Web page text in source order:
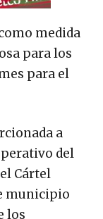
medida
para los
para el
a
del
Cártel
municipio
los